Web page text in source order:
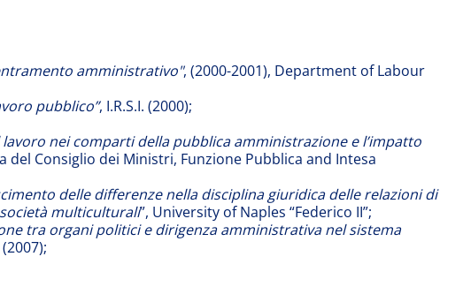
amministrativo", (2000-2001), Department of Labour
pubblico”, I.R.S.I. (2000);
nei comparti della pubblica amministrazione e l’impatto
del Consiglio dei Ministri, Funzione Pubblica and Intesa
delle differenze nella disciplina giuridica delle relazioni di
multiculturali”, University of Naples “Federico II”;
tra organi politici e dirigenza amministrativa nel sistema